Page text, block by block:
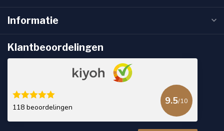
Informatie
Klantbeoordelingen
118 beoordelingen
9.5/10